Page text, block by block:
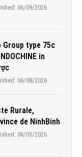
06/09/2026
Group type 75c
in
06/08/2026
Rurale,
de NinhBinh
06/03/2026